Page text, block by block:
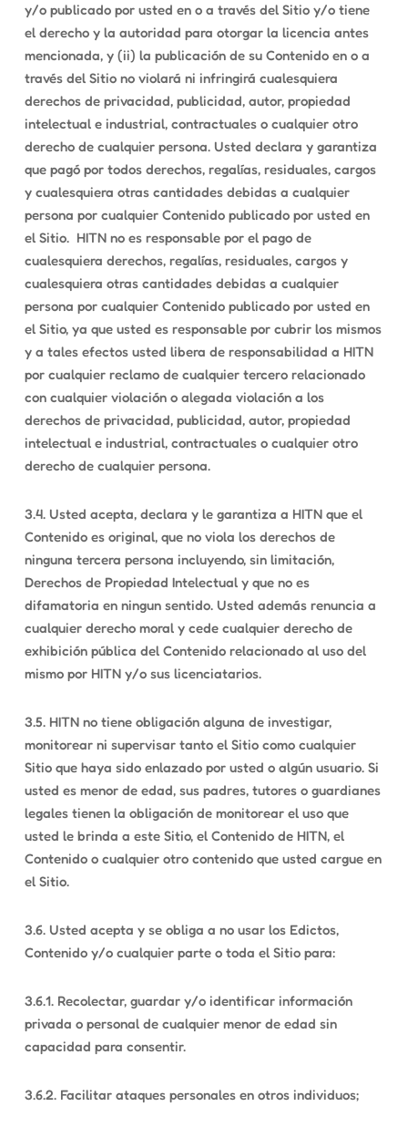
y/o publicado por usted en o a través del Sitio y/o tiene
el derecho y la autoridad para otorgar la licencia antes
mencionada, y (ii) la publicación de su Contenido en o a
través del Sitio no violará ni infringirá cualesquiera
derechos de privacidad, publicidad, autor, propiedad
intelectual e industrial, contractuales o cualquier otro
derecho de cualquier persona. Usted declara y garantiza
que pagó por todos derechos, regalías, residuales, cargos
y cualesquiera otras cantidades debidas a cualquier
persona por cualquier Contenido publicado por usted en
el Sitio. HITN no es responsable por el pago de
cualesquiera derechos, regalías, residuales, cargos y
cualesquiera otras cantidades debidas a cualquier
persona por cualquier Contenido publicado por usted en
el Sitio, ya que usted es responsable por cubrir los mismos
y a tales efectos usted libera de responsabilidad a HITN
por cualquier reclamo de cualquier tercero relacionado
con cualquier violación o alegada violación a los
derechos de privacidad, publicidad, autor, propiedad
intelectual e industrial, contractuales o cualquier otro
derecho de cualquier persona.
3.4. Usted acepta, declara y le garantiza a HITN que el
Contenido es original, que no viola los derechos de
ninguna tercera persona incluyendo, sin limitación,
Derechos de Propiedad Intelectual y que no es
difamatoria en ningun sentido. Usted además renuncia a
cualquier derecho moral y cede cualquier derecho de
exhibición pública del Contenido relacionado al uso del
mismo por HITN y/o sus licenciatarios.
3.5. HITN no tiene obligación alguna de investigar,
monitorear ni supervisar tanto el Sitio como cualquier
Sitio que haya sido enlazado por usted o algún usuario. Si
usted es menor de edad, sus padres, tutores o guardianes
legales tienen la obligación de monitorear el uso que
usted le brinda a este Sitio, el Contenido de HITN, el
Contenido o cualquier otro contenido que usted cargue en
el Sitio.
3.6. Usted acepta y se obliga a no usar los Edictos,
Contenido y/o cualquier parte o toda el Sitio para:
3.6.1. Recolectar, guardar y/o identificar información
privada o personal de cualquier menor de edad sin
capacidad para consentir.
3.6.2. Facilitar ataques personales en otros individuos;